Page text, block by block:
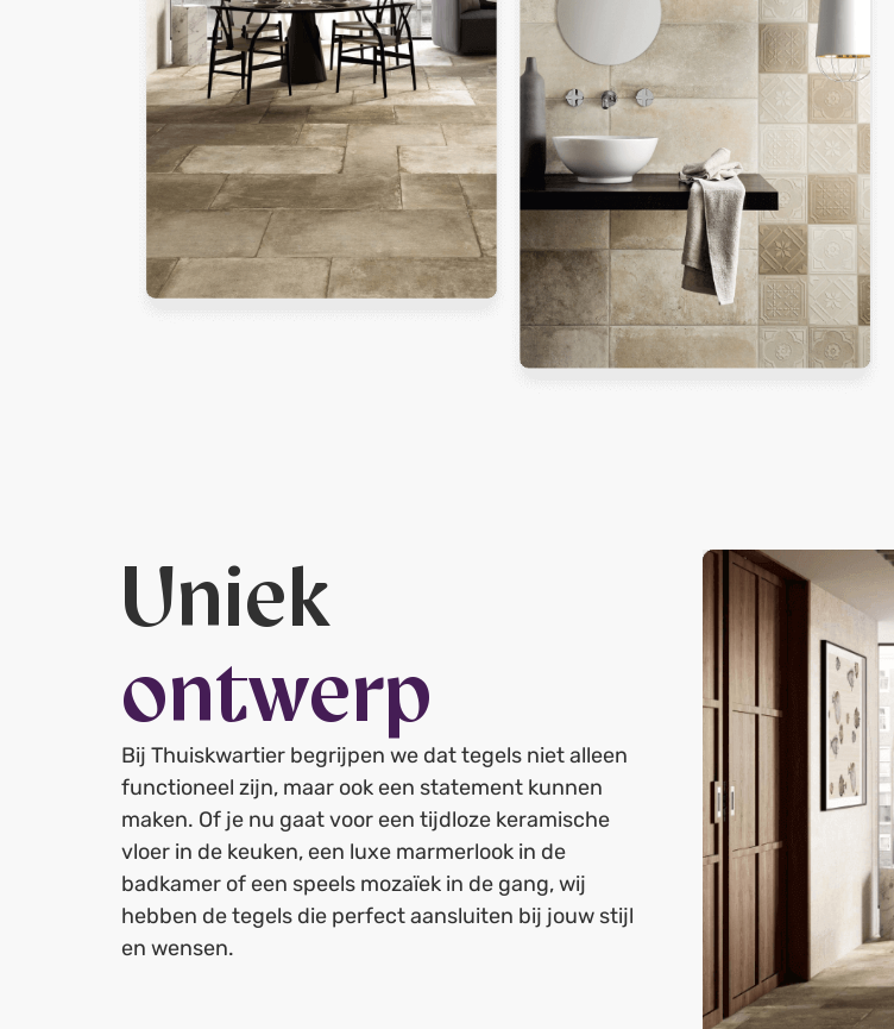
Uniek
ontwerp
Bij Thuiskwartier begrijpen we dat tegels niet alleen
functioneel zijn, maar ook een statement kunnen
maken. Of je nu gaat voor een tijdloze keramische
vloer in de keuken, een luxe marmerlook in de
badkamer of een speels mozaïek in de gang, wij
hebben de tegels die perfect aansluiten bij jouw stijl
en wensen.